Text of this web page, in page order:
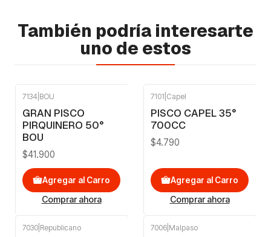
También podría interesarte
uno de estos
7134 BOU
GRAN PISCO
PIRQUINERO 50°
BOU
$41.900
Agregar al Carro
Comprar ahora
7101 Capel
PISCO CAPEL 35°
700CC
$4.790
Agregar al Carro
Comprar ahora
7030 Republicano 7006 Malpaso